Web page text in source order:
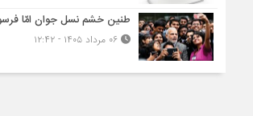
طنین خشم نسل جوان امّا
۰۶ مرداد ۱۴۰۵ - ۱۲:۴۲